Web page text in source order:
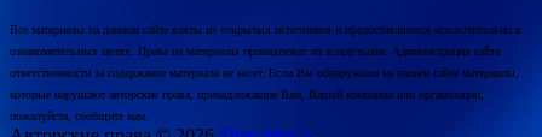
Все материалы на данном сайте взяты из открытых источников и предоставляются исключительно в
ознакомительных целях. Права на материалы принадлежат их владельцам. Администрация сайта
ответственности за содержание материала не несет. Если Вы обнаружили на нашем сайте материалы,
которые нарушают авторские права, принадлежащие Вам, Вашей компании или организации,
пожалуйста, сообщите нам.